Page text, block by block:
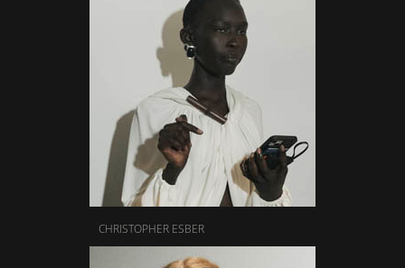
CHRISTOPHER ESBER